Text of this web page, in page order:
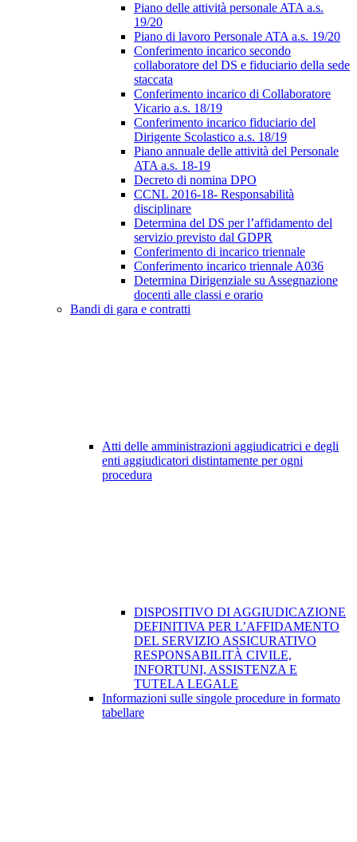
Piano delle attività personale ATA a.s.
19/20
Piano di lavoro Personale ATA a.s. 19/20
Conferimento incarico secondo
collaboratore del DS e fiduciario della sede
staccata
Conferimento incarico di Collaboratore
Vicario a.s. 18/19
Conferimento incarico fiduciario del
Dirigente Scolastico a.s. 18/19
Piano annuale delle attività del Personale
ATA a.s. 18-19
Decreto di nomina DPO
CCNL 2016-18- Responsabilità
disciplinare
Determina del DS per l’affidamento del
servizio previsto dal GDPR
Conferimento di incarico triennale
Conferimento incarico triennale A036
Determina Dirigenziale su Assegnazione
docenti alle classi e orario
Bandi di gara e contratti
Atti delle amministrazioni aggiudicatrici e degli
enti aggiudicatori distintamente per ogni
procedura
DISPOSITIVO DI AGGIUDICAZIONE
DEFINITIVA PER L’AFFIDAMENTO
DEL SERVIZIO ASSICURATIVO
RESPONSABILITÀ CIVILE,
INFORTUNI, ASSISTENZA E
TUTELA LEGALE
Informazioni sulle singole procedure in formato
tabellare